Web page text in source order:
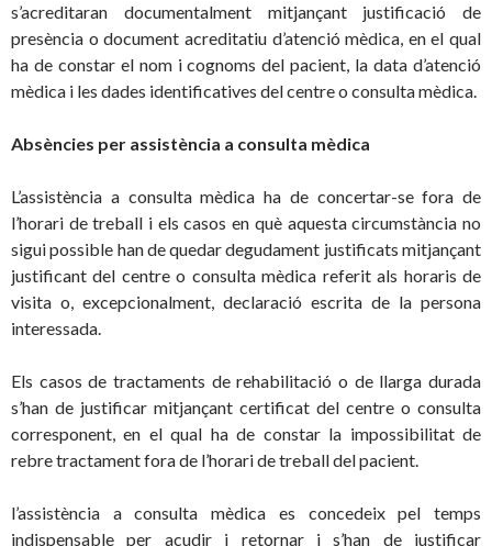
s’acreditaran documentalment mitjançant justificació de
presència o document acreditatiu d’atenció mèdica, en el qual
ha de constar el nom i cognoms del pacient, la data d’atenció
mèdica i les dades identificatives del centre o consulta mèdica.
Absències per assistència a consulta mèdica
L’assistència a consulta mèdica ha de concertar-se fora de
l’horari de treball i els casos en què aquesta circumstància no
sigui possible han de quedar degudament justificats mitjançant
justificant del centre o consulta mèdica referit als horaris de
visita o, excepcionalment, declaració escrita de la persona
interessada.
Els casos de tractaments de rehabilitació o de llarga durada
s’han de justificar mitjançant certificat del centre o consulta
corresponent, en el qual ha de constar la impossibilitat de
rebre tractament fora de l’horari de treball del pacient.
l’assistència a consulta mèdica es concedeix pel temps
indispensable per acudir i retornar i s’han de justificar